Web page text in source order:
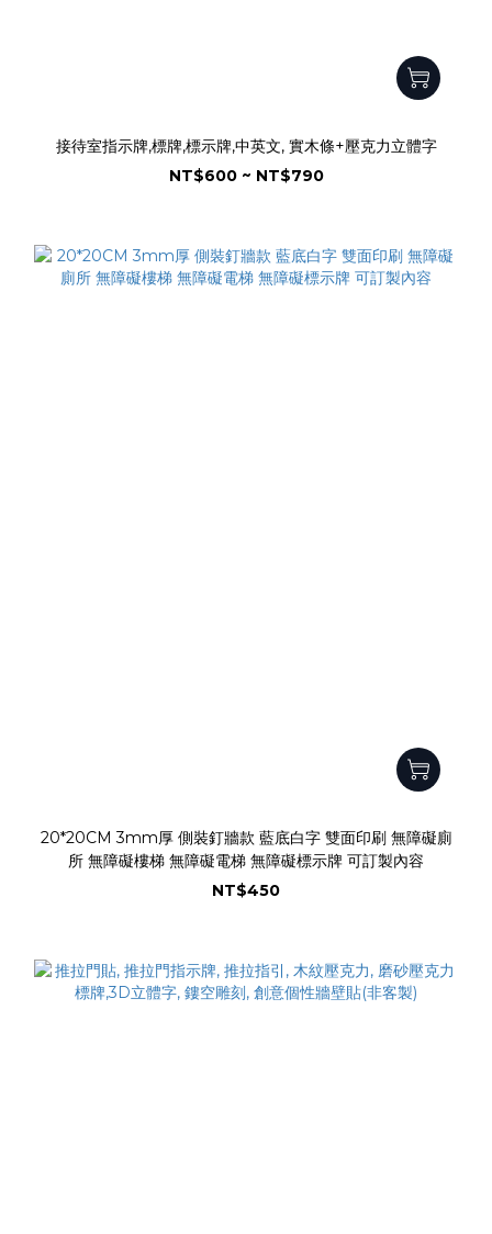
接待室指示牌,標牌,標示牌,中英文, 實木條+壓克力立體字
NT$600 ~ NT$790
20*20CM 3mm厚 側裝釘牆款 藍底白字 雙面印刷 無障礙廁
所 無障礙樓梯 無障礙電梯 無障礙標示牌 可訂製內容
NT$450